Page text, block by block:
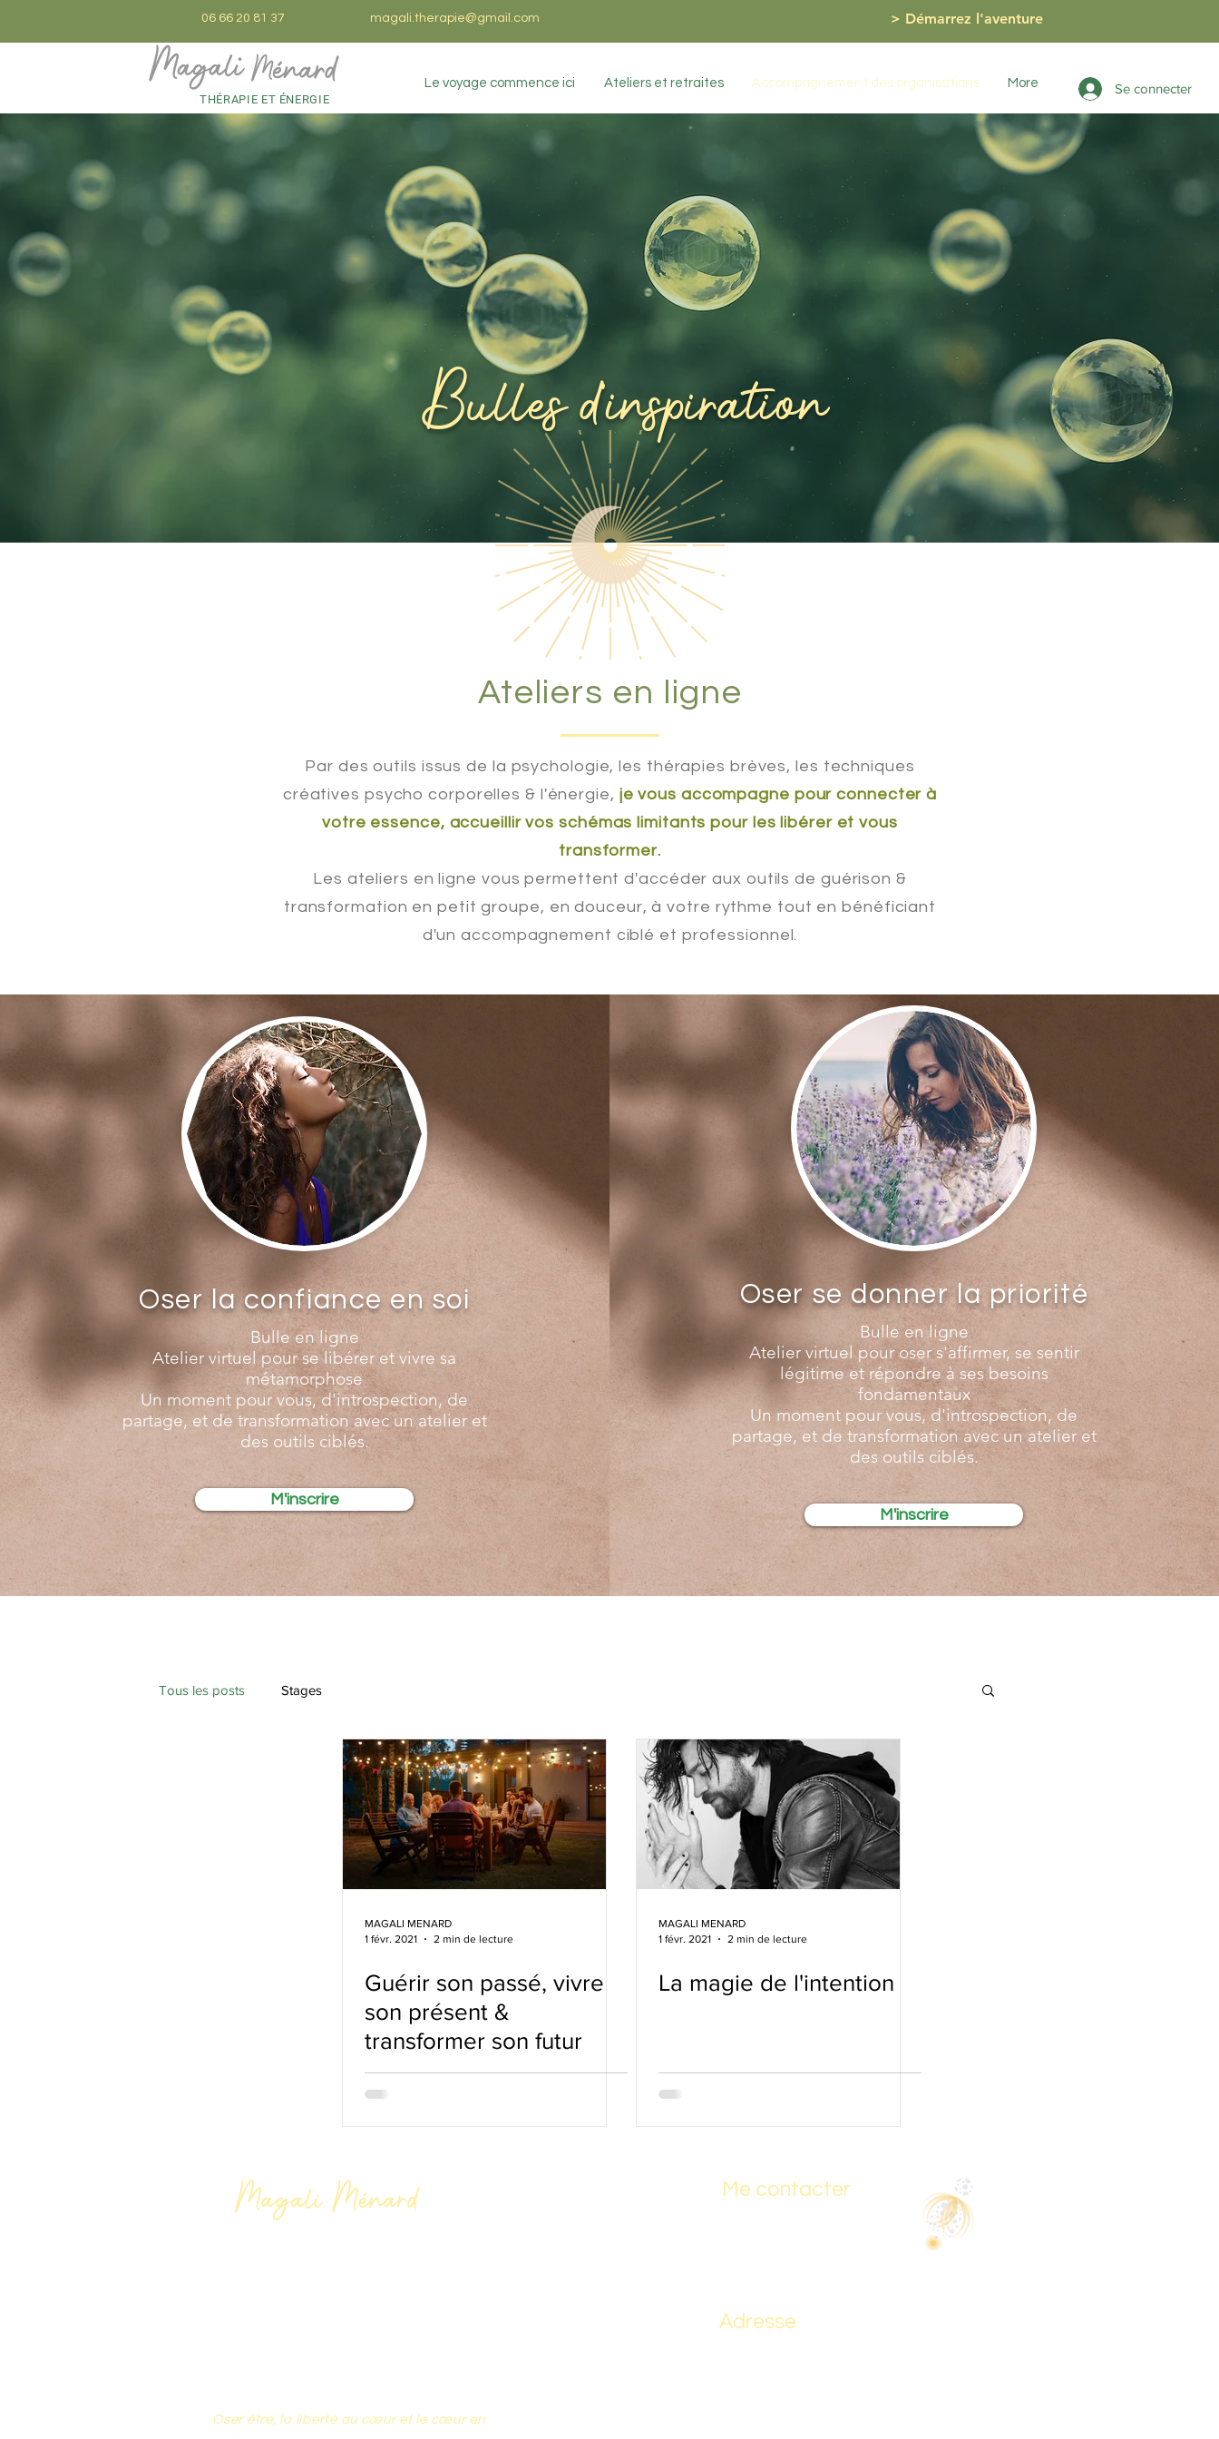
06 66 20 81 37 magali.therapie@gmail.com > Démarrez l'aventure
THÉRAPIE ET ÉNERGIE
Le voyage commence ici Ateliers et retraites Accompagnement des organisations More Se connecter
Bulles d'inspiration
Oser la confiance en soi
Bulle en ligne
Atelier virtuel pour se libérer et vivre sa
métamorphose
Un moment pour vous, d'introspection, de
partage, et de transformation avec un atelier et
des outils ciblés.
M'inscrire
Oser se donner la priorité
Bulle en ligne
Atelier virtuel pour oser s'affirmer, se sentir
légitime et répondre à ses besoins
fondamentaux
Un moment pour vous, d'introspection, de
partage, et de transformation avec un atelier et
des outils ciblés.
M'inscrire
Ateliers en ligne
Par des outils issus de la psychologie, les thérapies brèves, les techniques
créatives psycho corporelles & l'énergie, je vous accompagne pour connecter à
votre essence, accueillir vos schémas limitants pour les libérer et vous
transformer.
Les ateliers en ligne vous permettent d'accéder aux outils de guérison &
transformation en petit groupe, en douceur, à votre rythme tout en bénéficiant
d'un accompagnement ciblé et professionnel.
Tous les posts Stages
MAGALI MENARD
1 févr. 2021
2 min de lecture
Guérir son passé, vivre
son présent &
transformer son futur
MAGALI MENARD
1 févr. 2021
2 min de lecture
La magie de l'intention
Magali Ménard
Oser être, la liberté au cœuret le cœuren
Me contacter
Adresse